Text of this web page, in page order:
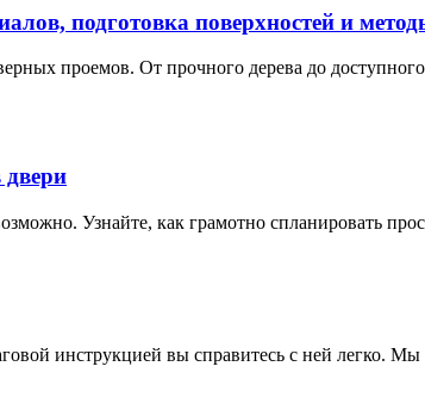
подготовка поверхностей и
проемов. От прочного дерева до
Узнайте, как грамотно спланировать
инструкцией вы справитесь с ней легко.